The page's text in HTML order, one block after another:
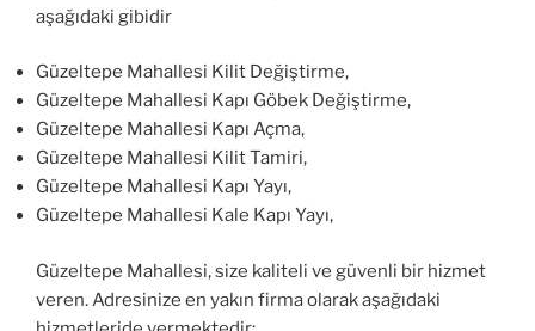
aşağıdaki gibidir
Güzeltepe Mahallesi Kilit Değiştirme,
Güzeltepe Mahallesi Kapı Göbek Değiştirme,
Güzeltepe Mahallesi Kapı Açma,
Güzeltepe Mahallesi Kilit Tamiri,
Güzeltepe Mahallesi Kapı Yayı,
Güzeltepe Mahallesi Kale Kapı Yayı,
Güzeltepe Mahallesi, size kaliteli ve güvenli bir hizmet
veren. Adresinize en yakın firma olarak aşağıdaki